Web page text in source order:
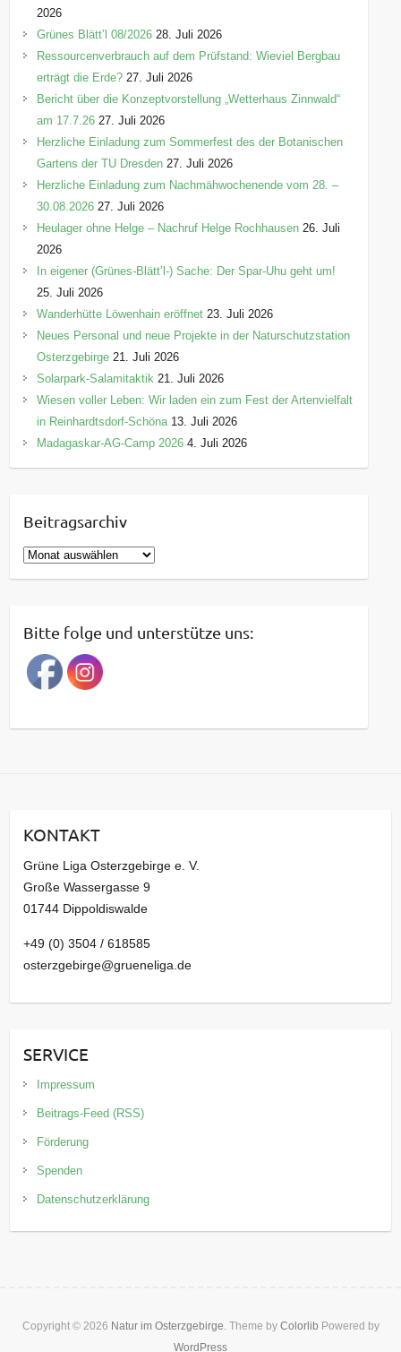
2026
Grünes Blätt’l 08/2026 28. Juli 2026
Ressourcenverbrauch auf dem Prüfstand: Wieviel Bergbau
erträgt die Erde? 27. Juli 2026
Bericht über die Konzeptvorstellung „Wetterhaus Zinnwald“
am 17.7.26 27. Juli 2026
Herzliche Einladung zum Sommerfest des der Botanischen
Gartens der TU Dresden 27. Juli 2026
Herzliche Einladung zum Nachmähwochenende vom 28. –
30.08.2026 27. Juli 2026
Heulager ohne Helge – Nachruf Helge Rochhausen 26. Juli
2026
In eigener (Grünes-Blätt’l-) Sache: Der Spar-Uhu geht um!
25. Juli 2026
Wanderhütte Löwenhain eröffnet 23. Juli 2026
Neues Personal und neue Projekte in der Naturschutzstation
Osterzgebirge 21. Juli 2026
Solarpark-Salamitaktik 21. Juli 2026
Wiesen voller Leben: Wir laden ein zum Fest der Artenvielfalt
in Reinhardtsdorf-Schöna 13. Juli 2026
Madagaskar-AG-Camp 2026 4. Juli 2026
Beitragsarchiv
B
e
r
a
g
a
v
Bitte folge und unterstütze uns:
KONTAKT
Grüne Liga Osterzgebirge e. V.
Große Wassergasse 9
01744 Dippoldiswalde
+49 (0) 3504 / 618585
osterzgebirge@grueneliga.de
SERVICE
Impressum
Beitrags-Feed (RSS)
Förderung
Spenden
Datenschutzerklärung
Copyright © 2026 Natur im Osterzgebirge . Theme by Colorlib Powered by
WordPress